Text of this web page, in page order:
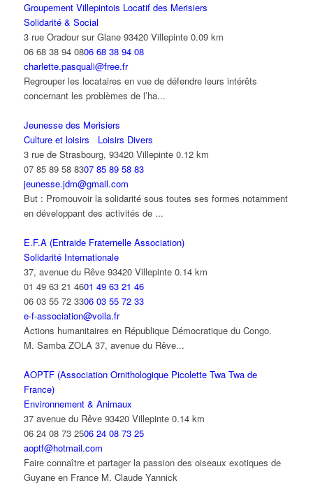
Groupement Villepintois Locatif des Merisiers
Solidarité & Social
3 rue Oradour sur Glane 93420 Villepinte 0.09 km
06 68 38 94 0806 68 38 94 08
charlette.pasquali@free.fr
Regrouper les locataires en vue de défendre leurs intérêts
concernant les problèmes de l’ha...
Jeunesse des Merisiers
Culture et loisirs
Loisirs Divers
3 rue de Strasbourg, 93420 Villepinte 0.12 km
07 85 89 58 8307 85 89 58 83
jeunesse.jdm@gmail.com
But : Promouvoir la solidarité sous toutes ses formes notamment
en développant des activités de ...
E.F.A (Entraide Fraternelle Association)
Solidarité Internationale
37, avenue du Rêve 93420 Villepinte 0.14 km
01 49 63 21 4601 49 63 21 46
06 03 55 72 3306 03 55 72 33
e-f-association@voila.fr
Actions humanitaires en République Démocratique du Congo.
M. Samba ZOLA 37, avenue du Rêve...
AOPTF (Association Ornithologique Picolette Twa Twa de
France)
Environnement & Animaux
37 avenue du Rêve 93420 Villepinte 0.14 km
06 24 08 73 2506 24 08 73 25
aoptf@hotmail.com
Faire connaître et partager la passion des oiseaux exotiques de
Guyane en France M. Claude Yannick